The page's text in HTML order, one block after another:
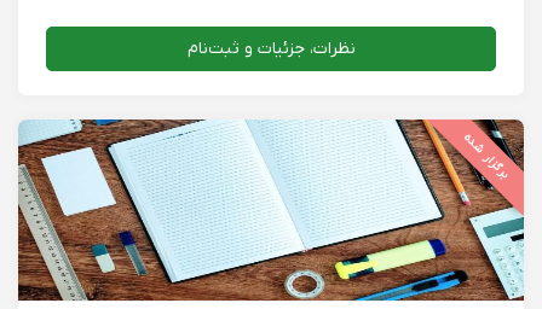
نظرات، جزئیات و ثبت‌نام
برگزار شده